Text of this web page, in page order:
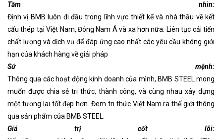
Tầm nhìn:
Định vị BMB luôn đi đầu trong lĩnh vực thiết kế và nhà thầu về kết
cấu thép tại Việt Nam, Đông Nam Á và xa hơn nữa. Liên tục cải tiến
chất lượng và dịch vụ để đáp ứng cao nhất các yêu cầu không giới
hạn của khách hàng về giải pháp
Sứ mệnh:
Thông qua các hoạt động kinh doanh của mình, BMB STEEL mong
muốn được chia sẻ tri thức, thành công, và cùng nhau xây dựng
một tương lai tốt đẹp hơn. Đem tri thức Việt Nam ra thế giới thông
qua sản phẩm của BMB STEEL.
Giá trị cốt lõi: